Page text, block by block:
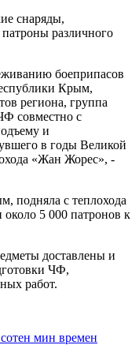
снаряды,
различного
боеприпасов
Крым,
региона, группа
совместно с
и
в годы Великой
«Жан Жорес», -
подняла с теплохода
5 000 патронов к
доставлены и
ЧФ,
работ.
мин времен